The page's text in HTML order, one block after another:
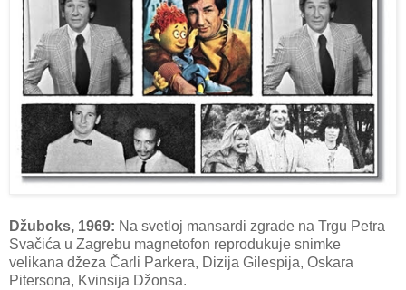
Džuboks, 1969: Na svetloj mansardi zgrade na Trgu Petra
Svačića u Zagrebu magnetofon reprodukuje snimke
velikana džeza Čarli Parkera, Dizija Gilespija, Oskara
Pitersona, Kvinsija Džonsa.